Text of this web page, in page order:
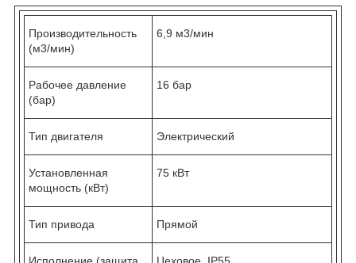
Производительность
(м3/мин)
6,9 м3/мин
Рабочее давление
(бар)
16 бар
Тип двигателя Электрический
Установленная
мощность (кВт)
75 кВт
Тип привода Прямой
Исполнение (защита Цеховое, IP55